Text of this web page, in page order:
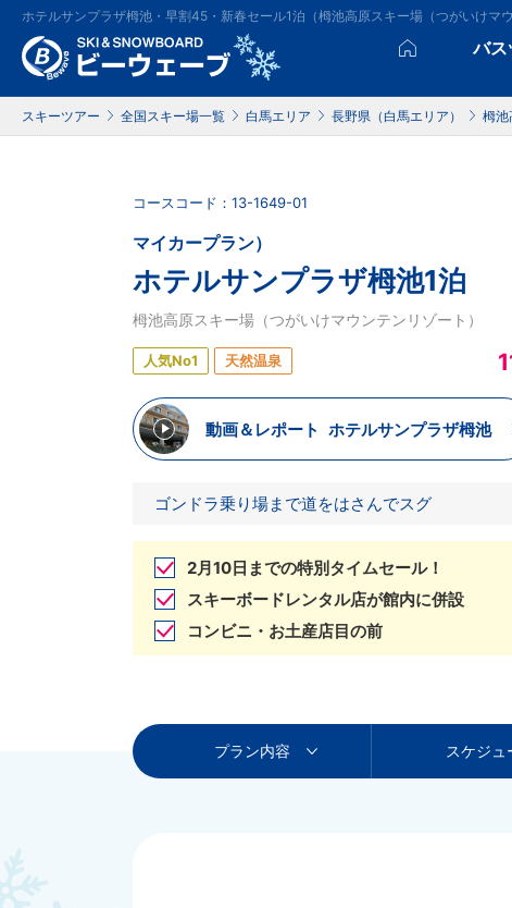
ホテルサンプラザ栂池・早割45・新春セール1泊（栂池高原スキー場（つがいけマ
バス
スキーツアー 全国スキー場一覧 白馬エリア 長野県（白馬エリア） 栂池
コースコード：13-1649-01
マイカープラン）
ホテルサンプラザ栂池1泊
栂池高原スキー場（つがいけマウンテンリゾート）
人気No1 天然温泉
動画＆レポート ホテルサンプラザ栂池
ゴンドラ乗り場まで道をはさんでスグ
2月10日までの特別タイムセール！
スキーボードレンタル店が館内に併設
コンビニ・お土産店目の前
プラン内容 スケジュ